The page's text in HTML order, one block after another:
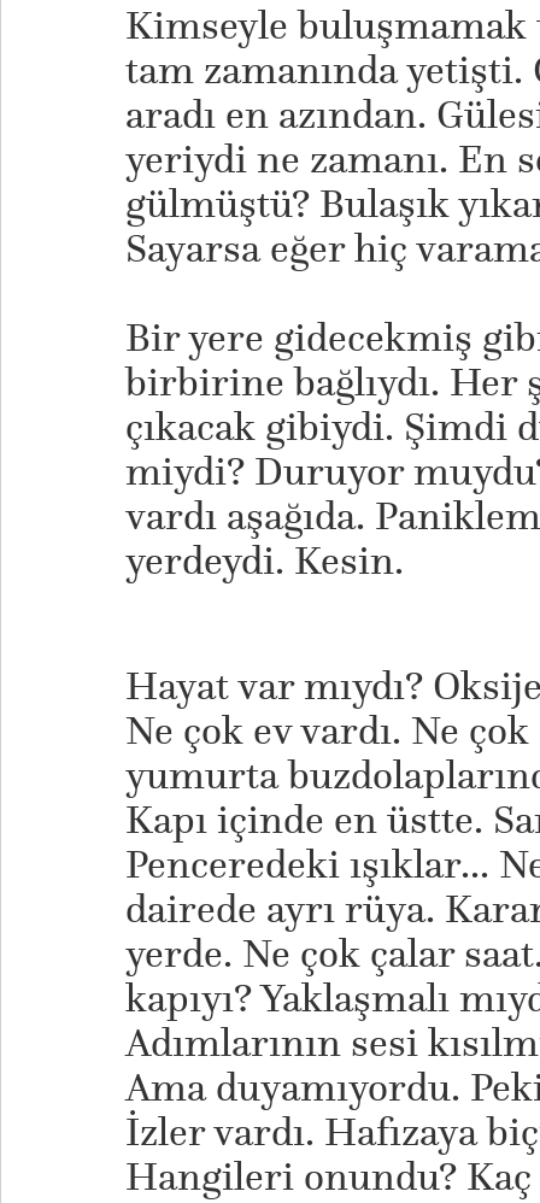
Kimseyle buluşmamak
tam zamanında
aradı en azından.
yeriydi ne zamanı. En
gülmüştü? Bulaşık
Sayarsa eğer hiç
Bir yere gidecekmiş
birbirine bağlıydı. Her
çıkacak gibiydi. Şimdi
miydi? Duruyor
vardı aşağıda.
yerdeydi. Kesin.
Hayat var mıydı?
Ne çok ev vardı. Ne
yumurta
Kapı içinde en üstte.
Penceredeki ışıklar...
dairede ayrı rüya.
yerde. Ne çok çalar
kapıyı? Yaklaşmalı
Adımlarının sesi
Ama duyamıyordu.
İzler vardı. Hafızaya
Hangileri onundu? Kaç